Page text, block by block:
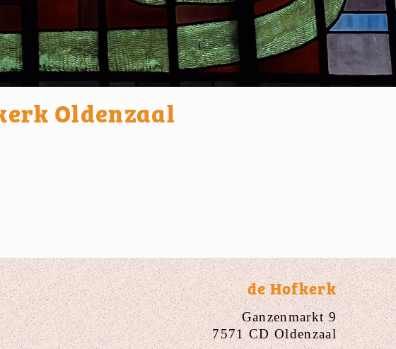
Oldenzaal
de Hofkerk
Ganzenmarkt 9
7571 CD Oldenzaal